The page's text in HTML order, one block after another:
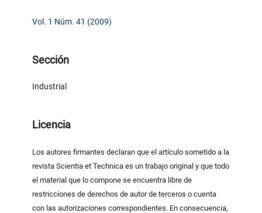
Vol. 1 Núm. 41 (2009)
Sección
Industrial
Licencia
Los autores firmantes declaran que el artículo sometido a la
revista Scientia et Technica es un trabajo original y que todo
el material que lo compone se encuentra libre de
restricciones de derechos de autor de terceros o cuenta
con las autorizaciones correspondientes. En consecuencia,